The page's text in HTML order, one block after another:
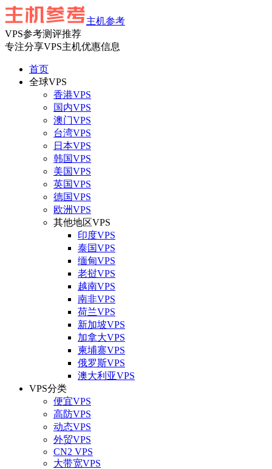
主机参考
VPS参考测评推荐
专注分享VPS主机优惠信息
首页
全球VPS
香港VPS
国内VPS
澳门VPS
台湾VPS
日本VPS
韩国VPS
美国VPS
英国VPS
德国VPS
欧洲VPS
其他地区VPS
印度VPS
泰国VPS
缅甸VPS
老挝VPS
越南VPS
南非VPS
荷兰VPS
新加坡VPS
加拿大VPS
柬埔寨VPS
俄罗斯VPS
澳大利亚VPS
VPS分类
便宜VPS
高防VPS
动态VPS
外贸VPS
CN2 VPS
大带宽VPS